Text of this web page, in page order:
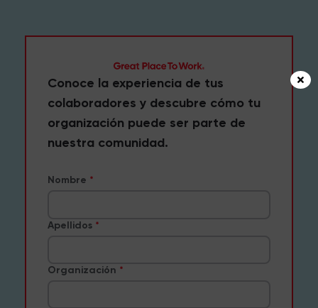
Conoce la experiencia de tus
colaboradores y descubre cómo tu
organización puede ser parte de
nuestra comunidad.
Nombre
Apellidos
Organización